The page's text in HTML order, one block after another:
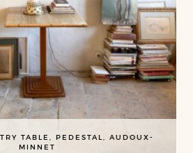
TABLE, PEDESTAL, AUDOUX-
MINNET